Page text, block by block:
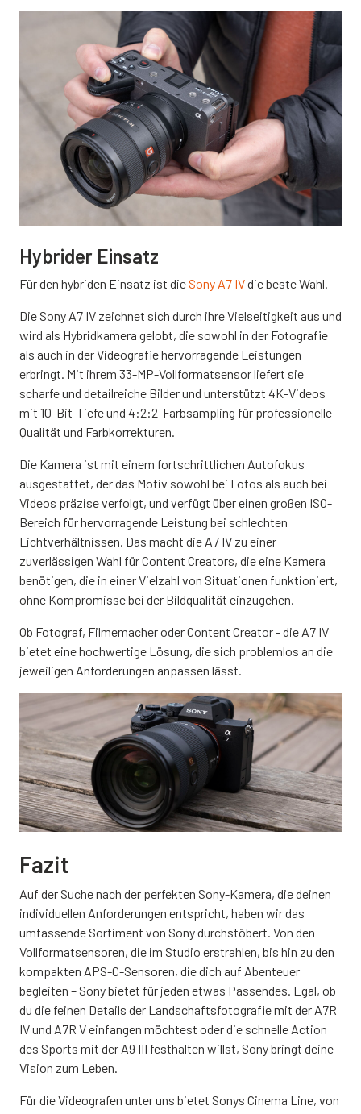
Hybrider Einsatz
Für den hybriden Einsatz ist dieSony A7 IVdie beste Wahl.
Die Sony A7 IV zeichnet sich durch ihre Vielseitigkeit aus und
wird als Hybridkamera gelobt, die sowohl in der Fotografie
als auch in der Videografie hervorragende Leistungen
erbringt. Mit ihrem 33-MP-Vollformatsensor liefert sie
scharfe und detailreiche Bilder und unterstützt 4K-Videos
mit 10-Bit-Tiefe und 4:2:2-Farbsampling für professionelle
Qualität und Farbkorrekturen.
Die Kamera ist mit einem fortschrittlichen Autofokus
ausgestattet, der das Motiv sowohl bei Fotos als auch bei
Videos präzise verfolgt, und verfügt über einen großen ISO-
Bereich für hervorragende Leistung bei schlechten
Lichtverhältnissen. Das macht die A7 IV zu einer
zuverlässigen Wahl für Content Creators, die eine Kamera
benötigen, die in einer Vielzahl von Situationen funktioniert,
ohne Kompromisse bei der Bildqualität einzugehen.
Ob Fotograf, Filmemacher oder Content Creator - die A7 IV
bietet eine hochwertige Lösung, die sich problemlos an die
jeweiligen Anforderungen anpassen lässt.
Fazit
Auf der Suche nach der perfekten Sony-Kamera, die deinen
individuellen Anforderungen entspricht, haben wir das
umfassende Sortiment von Sony durchstöbert. Von den
Vollformatsensoren, die im Studio erstrahlen, bis hin zu den
kompakten APS-C-Sensoren, die dich auf Abenteuer
begleiten – Sony bietet für jeden etwas Passendes. Egal, ob
du die feinen Details der Landschaftsfotografie mit der A7R
IV und A7R V einfangen möchtest oder die schnelle Action
des Sports mit der A9 III festhalten willst, Sony bringt deine
Vision zum Leben.
Für die Videografen unter uns bietet Sonys Cinema Line, von